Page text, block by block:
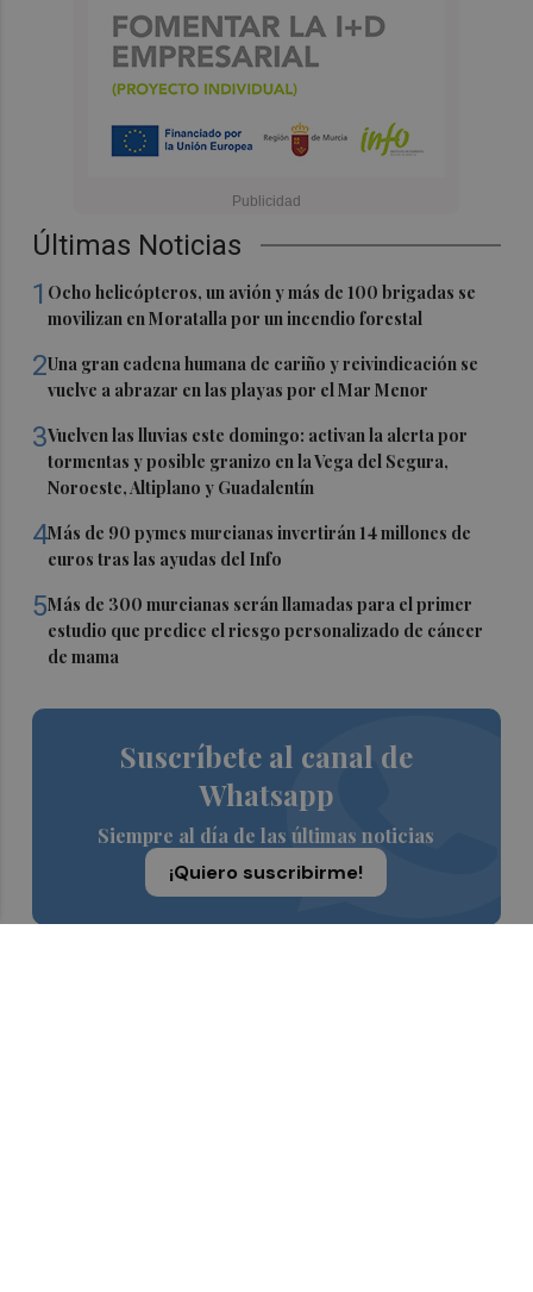
Últimas Noticias
1 Ocho helicópteros, un avión y más de 100 brigadas se
movilizan en Moratalla por un incendio forestal
2Una gran cadena humana de cariño y reivindicación se
vuelve a abrazar en las playas por el Mar Menor
3Vuelven las lluvias este domingo: activan la alerta por
tormentas y posible granizo en la Vega del Segura,
Noroeste, Altiplano y Guadalentín
4Más de 90 pymes murcianas invertirán 14 millones de
euros tras las ayudas del Info
5Más de 300 murcianas serán llamadas para el primer
estudio que predice el riesgo personalizado de cáncer
de mama
Suscríbete al canal de
Whatsapp
Siempre al día de las últimas noticias
¡Quiero suscribirme!